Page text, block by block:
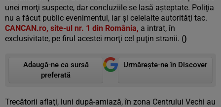
unei morţi suspecte, dar concluziile se lasă aşteptate. Poliţia
nu a făcut public evenimentul, iar şi celelalte autorităţi tac.
CANCAN.ro, site-ul nr. 1 din România, a intrat, în
exclusivitate, pe firul acestei morţi cel puţin stranii. ()
Adaugă-ne ca sursă
preferată
Urmărește-ne în Discover
Trecătorii aflaţi, luni după-amiază, în zona Centrului Vechi au